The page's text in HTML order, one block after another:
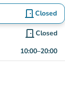
door_front Closed
door_front Closed
10:00–20:00